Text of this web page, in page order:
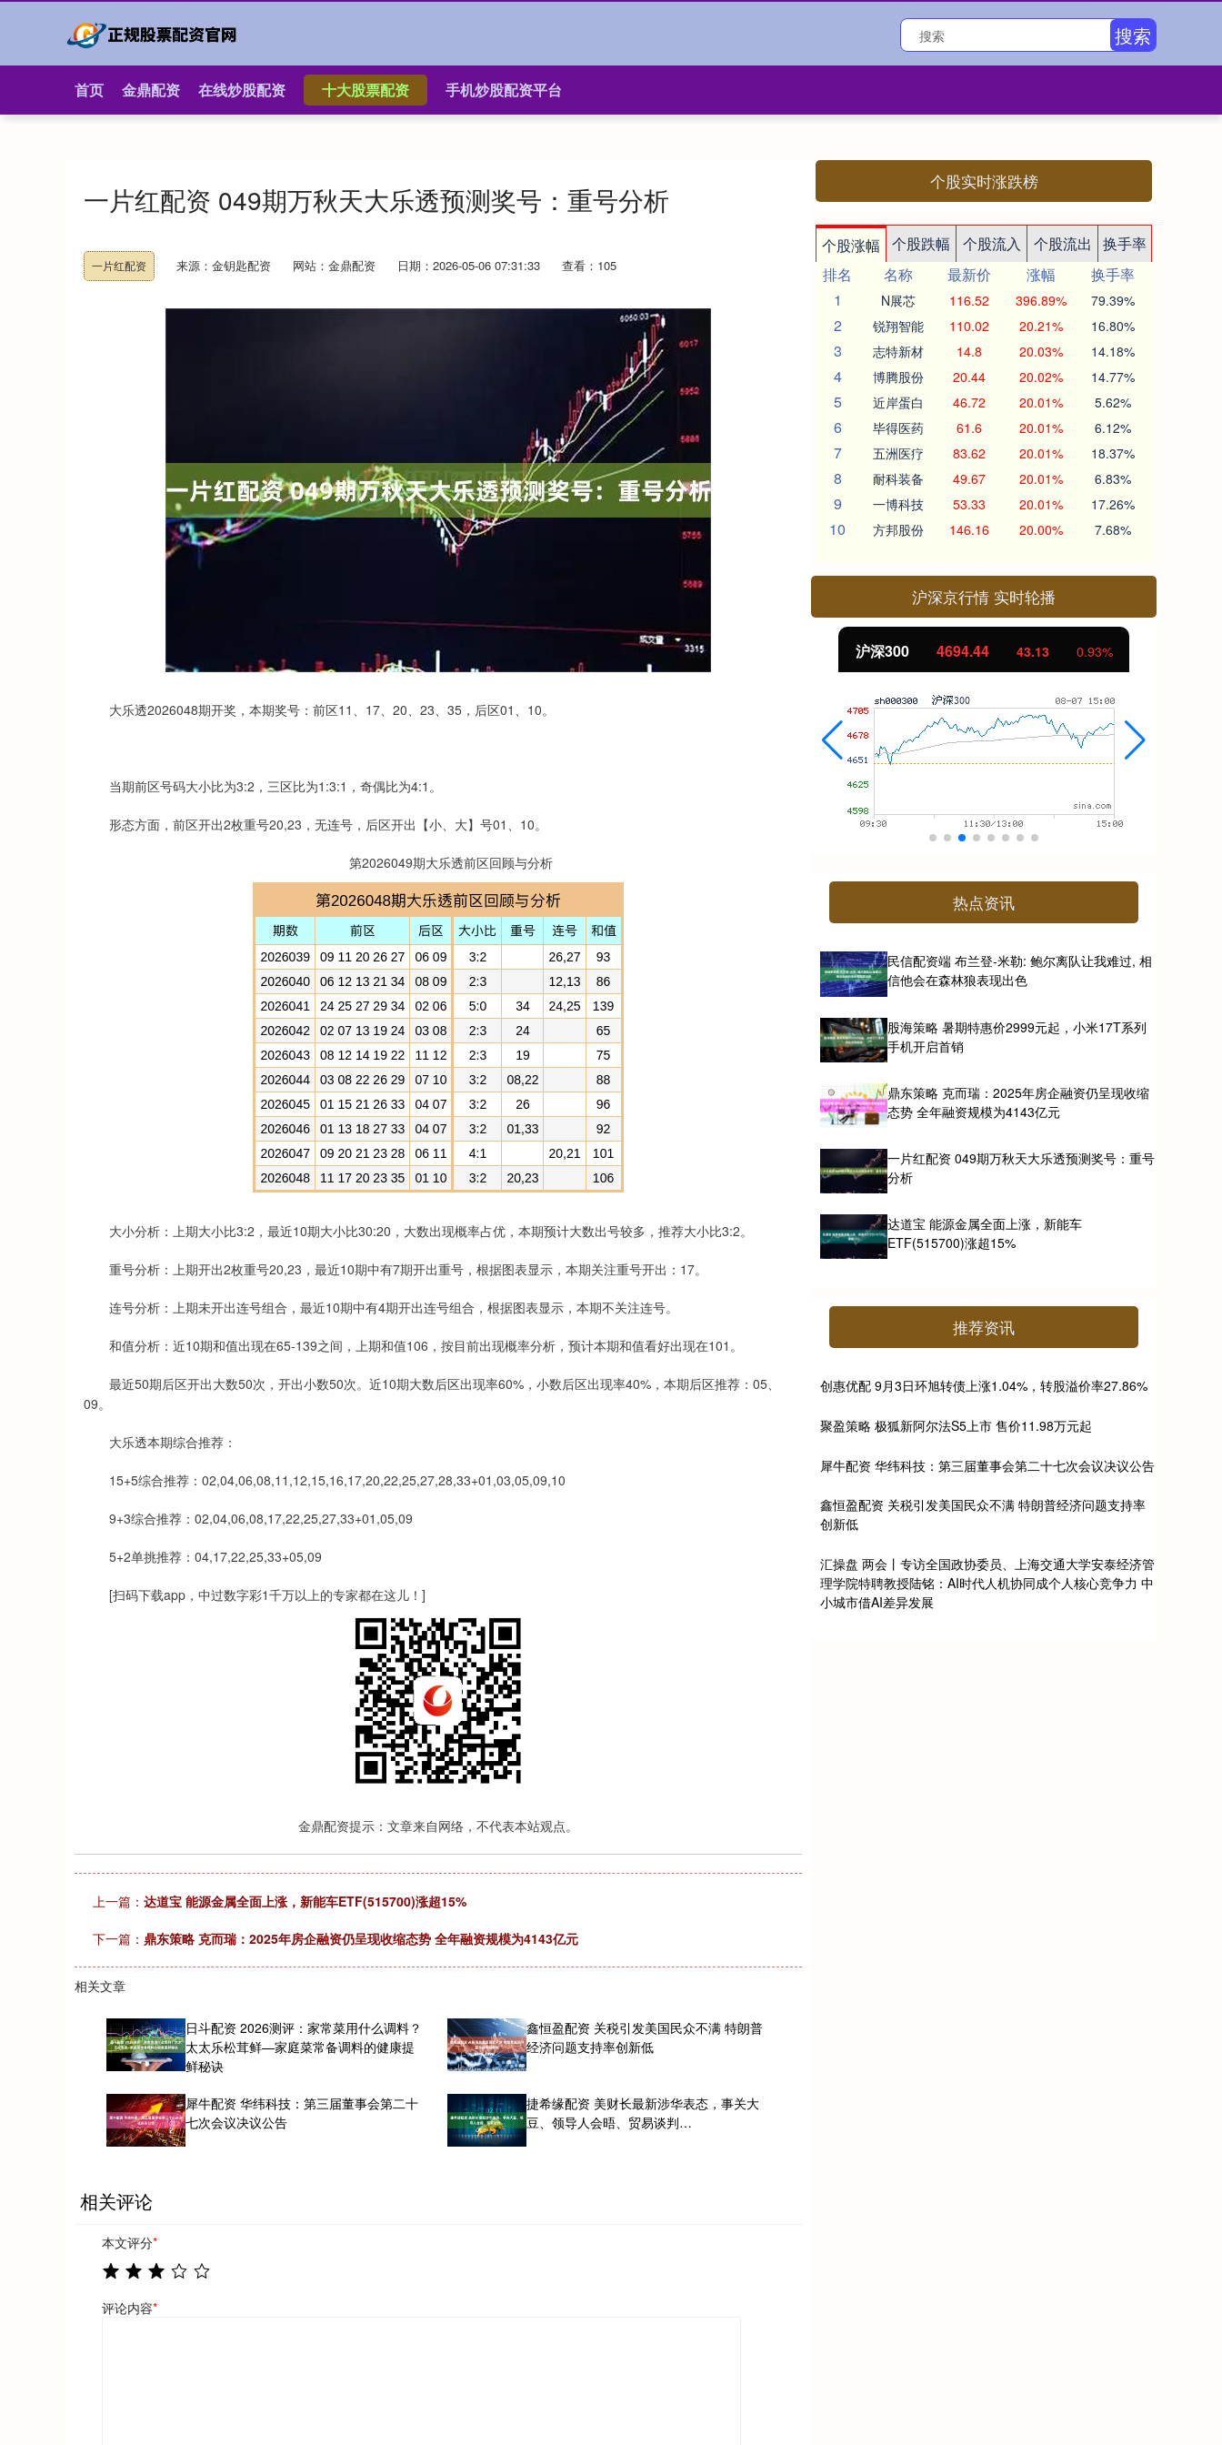
搜索
首页 金鼎配资 在线炒股配资 十大股票配资 手机炒股配资平台
一片红配资 049期万秋天大乐透预测奖号：重号分析
一片红配资 来源：金钥匙配资 网站：金鼎配资 日期：2026-05-06 07:31:33 查看：105
大乐透2026048期开奖，本期奖号：前区11、17、20、23、35，后区01、10。
当期前区号码大小比为3:2，三区比为1:3:1，奇偶比为4:1。
形态方面，前区开出2枚重号20,23，无连号，后区开出【小、大】号01、10。
第2026049期大乐透前区回顾与分析
大小分析：上期大小比3:2，最近10期大小比30:20，大数出现概率占优，本期预计大数出号较多，推荐大小比3:2。
重号分析：上期开出2枚重号20,23，最近10期中有7期开出重号，根据图表显示，本期关注重号开出：17。
连号分析：上期未开出连号组合，最近10期中有4期开出连号组合，根据图表显示，本期不关注连号。
和值分析：近10期和值出现在65-139之间，上期和值106，按目前出现概率分析，预计本期和值看好出现在101。
最近50期后区开出大数50次，开出小数50次。近10期大数后区出现率60%，小数后区出现率40%，本期后区推荐：05、
09。
大乐透本期综合推荐：
15+5综合推荐：02,04,06,08,11,12,15,16,17,20,22,25,27,28,33+01,03,05,09,10
9+3综合推荐：02,04,06,08,17,22,25,27,33+01,05,09
5+2单挑推荐：04,17,22,25,33+05,09
[扫码下载app，中过数字彩1千万以上的专家都在这儿！]
金鼎配资提示：文章来自网络，不代表本站观点。
上一篇： 达道宝 能源金属全面上涨，新能车ETF(515700)涨超15%
下一篇： 鼎东策略 克而瑞：2025年房企融资仍呈现收缩态势 全年融资规模为4143亿元
相关文章
日斗配资 2026测评：家常菜用什么调料？
太太乐松茸鲜—家庭菜常备调料的健康提
鲜秘诀
鑫恒盈配资 关税引发美国民众不满 特朗普
经济问题支持率创新低
犀牛配资 华纬科技：第三届董事会第二十
七次会议决议公告
捷希缘配资 美财长最新涉华表态，事关大
豆、领导人会晤、贸易谈判…
相关评论
本文评分*
评论内容*
个股实时涨跌榜
个股涨幅 个股跌幅 个股流入 个股流出
换手率
排名
名称 最新价 涨幅
换手率
1
N展芯 116.52 396.89% 79.39%
2 锐翔智能 110.02 20.21% 16.80%
3 志特新材 14.8 20.03% 14.18%
4 博腾股份 20.44 20.02% 14.77%
5 近岸蛋白 46.72 20.01% 5.62%
6 毕得医药 61.6 20.01% 6.12%
7 五洲医疗 83.62 20.01% 18.37%
8 耐科装备 49.67 20.01% 6.83%
9 一博科技 53.33 20.01% 17.26%
10 方邦股份 146.16 20.00% 7.68%
沪深京行情 实时轮播
4694.44 43.13 北证50 1134.24 11.37 1.01%
热点资讯
民信配资端 布兰登-米勒: 鲍尔离队让我难过, 相
信他会在森林狼表现出色
股海策略 暑期特惠价2999元起，小米17T系列
手机开启首销
鼎东策略 克而瑞：2025年房企融资仍呈现收缩
态势 全年融资规模为4143亿元
一片红配资 049期万秋天大乐透预测奖号：重号
分析
达道宝 能源金属全面上涨，新能车
ETF(515700)涨超15%
推荐资讯
创惠优配 9月3日环旭转债上涨1.04%，转股溢价率27.86%
聚盈策略 极狐新阿尔法S5上市 售价11.98万元起
犀牛配资 华纬科技：第三届董事会第二十七次会议决议公告
鑫恒盈配资 关税引发美国民众不满 特朗普经济问题支持率
创新低
汇操盘 两会丨专访全国政协委员、上海交通大学安泰经济管
理学院特聘教授陆铭：AI时代人机协同成个人核心竞争力 中
小城市借AI差异发展